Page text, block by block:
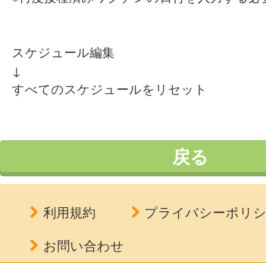
スケジュール編集
↓
すべてのスケジュールをリセット
戻る
利用規約
プライバシーポリ
お問い合わせ